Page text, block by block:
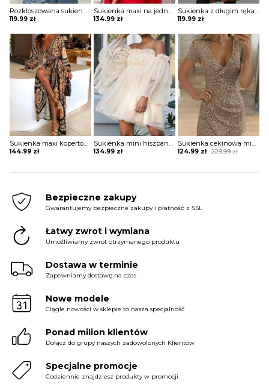
Rozkloszowana sukienka z ozdobnymi wstawkami
119.99 zł
Sukienka maxi na jedno ramię z falbaną
134.99 zł
Sukienka z długim rękawem z kieszeniami
119.99 zł
Sukienka maxi kopertowa w stylu boho
144.99 zł
Sukienka mini hiszpanka tiulowa z szerokimi rękawami
134.99 zł
Sukienka cekinowa mini z krótkim rękawem
229.99zł
Original
124.99 zł
Current
Bezpieczne zakupy
Gwarantujemy bezpieczne zakupy i płatność z SSL
Łatwy zwrot i wymiana
Umożliwiamy zwrot otrzymanego produktu
Dostawa w terminie
Zapewniamy dostawę na czas
Nowe modele
Ciągłe nowości w sklepie to nasza specjalność
Ponad milion klientów
Dołącz do grupy naszych zadowolonych Klientów
Specjalne promocje
Codziennie znajdziesz produkty w promocji